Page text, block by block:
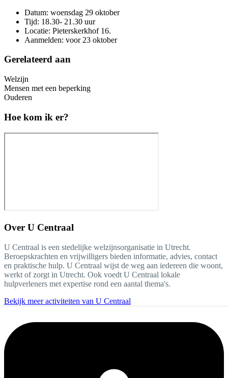
Datum: woensdag 29 oktober
Tijd: 18.30- 21.30 uur
Locatie: Pieterskerkhof 16.
Aanmelden: voor 23 oktober
Gerelateerd aan
Welzijn
Mensen met een beperking
Ouderen
Hoe kom ik er?
Over U Centraal
U Centraal is een stedelijke welzijnsorganisatie in Utrecht.
Beroepskrachten en vrijwilligers bieden informatie, advies, contact
en praktische hulp. U Centraal wijst de weg aan iedereen die woont,
werkt of zorgt in Utrecht. Ook voedt U Centraal lokale
hulpverleners met expertise rond een aantal thema's.
Bekijk meer activiteiten van U Centraal